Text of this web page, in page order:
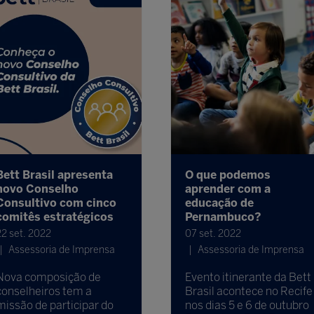
Brasil apresenta
Conselho
com cinco
estratégicos
set. 2022
Assessoria de Imprensa
composição de
tem a
de participar do
O que podemos
aprender com a
educação de
Pernambuco?
07 set. 2022
Assessoria de Imprensa
Evento itinerante da Bett
Brasil acontece no Recife
nos dias 5 e 6 de outubro